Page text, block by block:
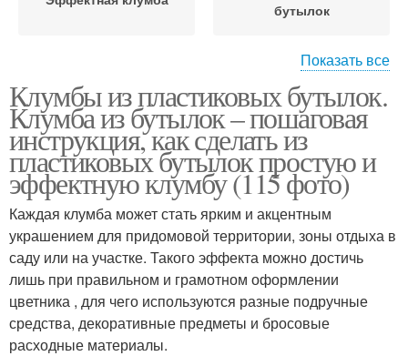
бутылок
Подвесная клумба Разнообразные клумбы
Клумбы из бутылок Вертикальная клумба
Оригинальные клумбы Клумбы при помощи
Показать все
Клумбы из пластиковых бутылок.
Клумба из бутылок – пошаговая
инструкция, как сделать из
пластиковых бутылок простую и
эффектную клумбу (115 фото)
Каждая клумба может стать ярким и акцентным
украшением для придомовой территории, зоны отдыха в
саду или на участке. Такого эффекта можно достичь
лишь при правильном и грамотном оформлении
цветника , для чего используются разные подручные
средства, декоративные предметы и бросовые
расходные материалы.